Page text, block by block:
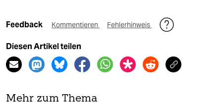
Feedback Kommentieren Fehlerhinweis
Diesen Artikel teilen
Mehr zum Thema